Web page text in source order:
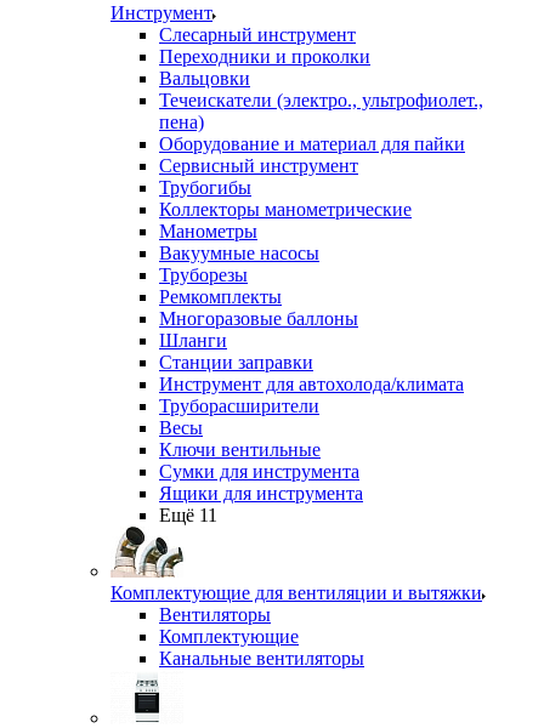
Инструмент
Слесарный инструмент
Переходники и проколки
Вальцовки
Течеискатели (электро., ультрофиолет.,
пена)
Оборудование и материал для пайки
Сервисный инструмент
Трубогибы
Коллекторы манометрические
Манометры
Вакуумные насосы
Труборезы
Ремкомплекты
Многоразовые баллоны
Шланги
Станции заправки
Инструмент для автохолода/климата
Труборасширители
Весы
Ключи вентильные
Сумки для инструмента
Ящики для инструмента
Ещё 11
Комплектующие для вентиляции и вытяжки
Вентиляторы
Комплектующие
Канальные вентиляторы